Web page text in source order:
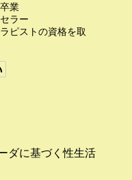
業
ラー
ピストの資格を取
ダに基づく性生活